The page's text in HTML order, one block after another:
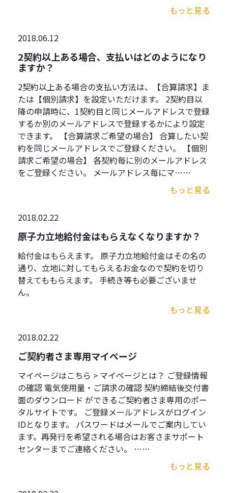
もっと見る
2018.06.12
2契約以上ある場合、支払いはどのようになり
ますか？
2契約以上ある場合の支払い方法は、【合算請求】ま
たは【個別請求】を設定いただけます。 2契約目以
降の申請時に、1契約目と同じメールアドレスで登録
するか別のメールアドレスで登録するかにより設定
できます。 【合算請求ご希望の場合】 合算したい契
約を同じメールアドレスでご登録ください。 【個別
請求ご希望の場合】 各契約毎に別のメールアドレス
をご登録ください。 メールアドレス毎にマ……
もっと見る
2018.02.22
原子力立地給付金はもらえなくなりますか？
給付金はもらえます。 原子力立地給付金はその名の
通り、立地に対してもらえるお金なので契約を切り
替えてももらえます。 手続き等も必要ございませ
ん。
もっと見る
2018.02.22
ご契約者さま専用マイページ
マイページはこちら > マイページとは？ ご登録情報
の確認 電気使用量・ご請求の確認 契約締結後交付書
面のダウンロード ができるご契約者さま専用のポー
タルサイトです。 ご登録メールアドレスがログイン
IDとなります。 パスワードはメールでご案内してい
ます。再発行を希望される場合はお客さまサポート
センターまでご連絡ください。 ……
もっと見る